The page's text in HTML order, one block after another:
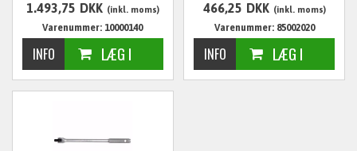
1.493,75 DKK (inkl. moms)
Varenummer: 10000140
466,25 DKK (inkl. moms)
Varenummer: 85002020